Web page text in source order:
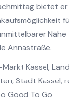
bietet er
Nähe
Annastraße.
Kassel,
, Stadt Kassel,
Good To Go